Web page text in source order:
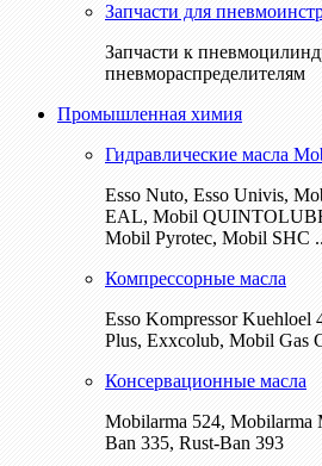
Запчасти для
Запчасти к
пневмораспределителям
Промышленная химия
Гидравлические масла
Esso Nuto, Esso Univis,
EAL, Mobil
Mobil Pyrotec, Mobil SHC
Компрессорные масла
Esso Kompressor Kuehloel
Plus, Exxcolub, Mobil Gas
Консервационные масла
Mobilarma 524, Mobilarma
Ban 335, Rust-Ban 393